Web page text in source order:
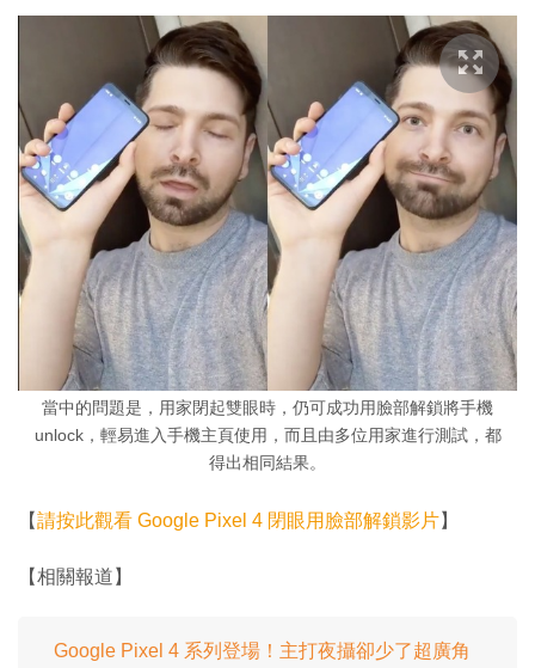
當中的問題是，用家閉起雙眼時，仍可成功用臉部解鎖將手機
unlock，輕易進入手機主頁使用，而且由多位用家進行測試，都
得出相同結果。
【請按此觀看 Google Pixel 4 閉眼用臉部解鎖影片】
【相關報道】
Google Pixel 4 系列登場！主打夜攝卻少了超廣角